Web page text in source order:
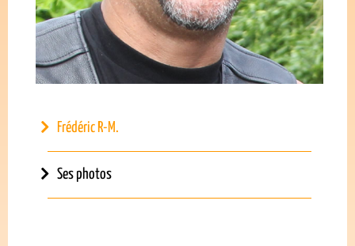
Frédéric R-M.
Ses photos